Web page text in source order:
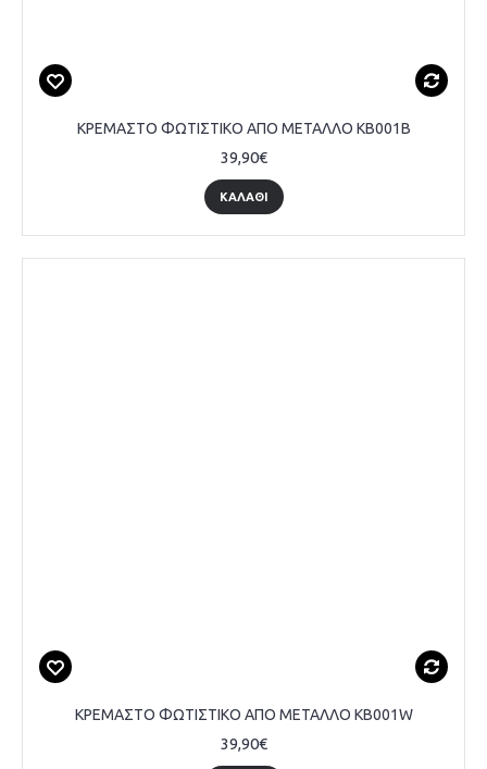
ΚΡΕΜΑΣΤΟ ΦΩΤΙΣΤΙΚΟ ΑΠΟ ΜΕΤΑΛΛΟ KB001B
39,90€
ΚΑΛΆΘΙ
ΚΡΕΜΑΣΤΟ ΦΩΤΙΣΤΙΚΟ ΑΠΟ ΜΕΤΑΛΛΟ KB001W
39,90€